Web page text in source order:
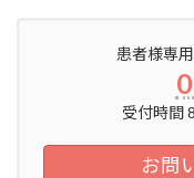
患者様専用
受付時間
お問